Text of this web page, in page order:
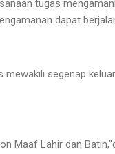
tugas
dapat
mewakili segenap
Maaf Lahir dan